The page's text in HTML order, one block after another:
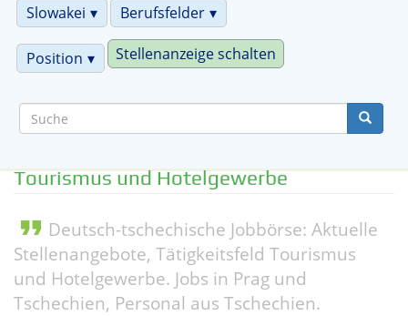
Slowakei Berufsfelder
Position Stellenanzeige schalten
Tourismus und Hotelgewerbe
format_quote Deutsch-tschechische Jobbörse: Aktuelle
Stellenangebote, Tätigkeitsfeld Tourismus
und Hotelgewerbe. Jobs in Prag und
Tschechien, Personal aus Tschechien.